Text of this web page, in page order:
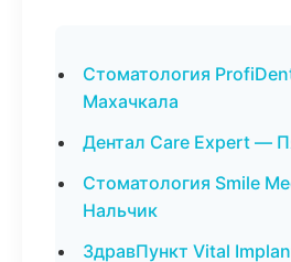
Стоматология
Махачкала
Дентал Care Expert —
Стоматология Smile
Нальчик
ЗдравПункт Vital